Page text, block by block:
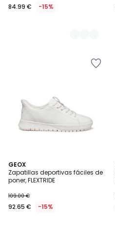
84.99 € -15%
GEOX
Zapatillas deportivas fáciles de
poner, FLEXTRIDE
109.00 €
92.65 € -15%